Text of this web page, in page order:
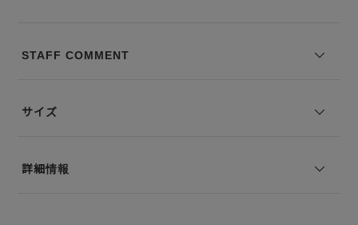
透け感：あり
STAFF COMMENT
サイズ
詳細情報